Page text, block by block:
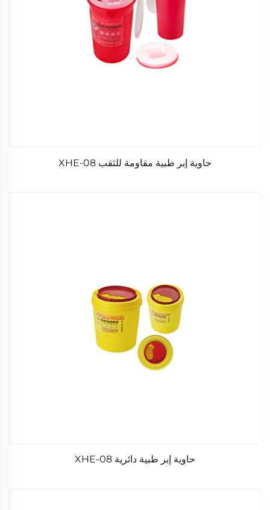
حاوية إبر طبية مقاومة للثقب XHE-08
حاوية إبر طبية دائرية XHE-08